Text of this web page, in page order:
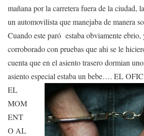
mañana por la carretera fuera de la ciudad,
un automovilista que manejaba de manera
Cuando este paró estaba obviamente ebrio,
corroborado con pruebas que ahi se le
cuenta que en el asiento trasero dormian
asiento especial estaba un bebe…. EL
EL
MOM
ENT
O AL